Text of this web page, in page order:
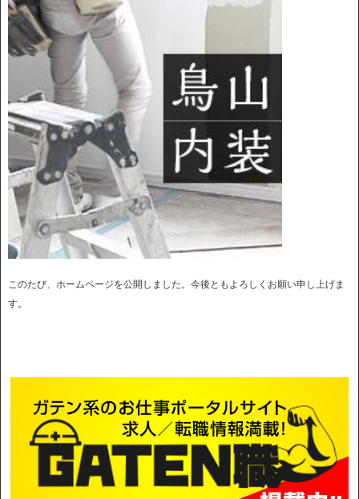
このたび、ホームページを公開しました。今後ともよろしくお願い申し上げま
す。